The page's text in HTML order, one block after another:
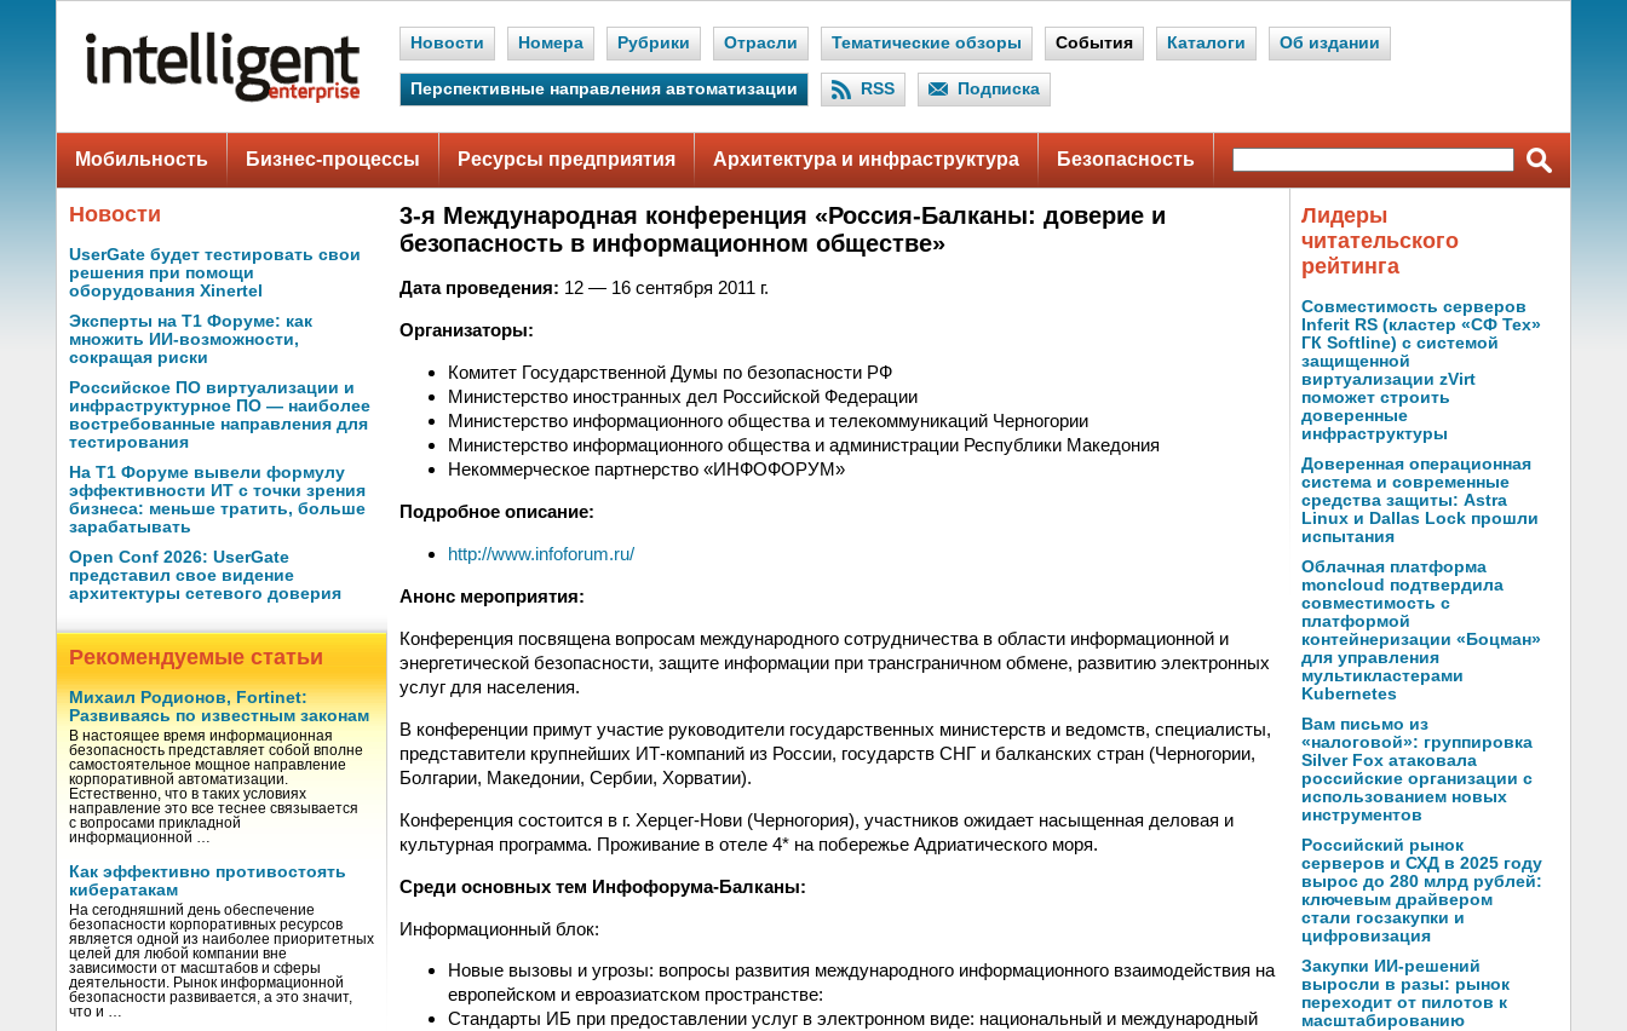
Новости Номера Рубрики Отрасли Тематические обзоры События Каталоги Об издании
Перспективные направления автоматизации RSS Подписка
Мобильность Бизнес-процессы Ресурсы предприятия Архитектура и инфраструктура Безопасность
Новости
UserGate будет тестировать свои
решения при помощи
оборудования Xinertel
Эксперты на Т1 Форуме: как
множить ИИ-возможности,
сокращая риски
Российское ПО виртуализации и
инфраструктурное ПО — наиболее
востребованные направления для
тестирования
На Т1 Форуме вывели формулу
эффективности ИТ с точки зрения
бизнеса: меньше тратить, больше
зарабатывать
Open Conf 2026: UserGate
представил свое видение
архитектуры сетевого доверия
Рекомендуемые статьи
Михаил Родионов, Fortinet:
Развиваясь по известным законам
В настоящее время информационная
безопасность представляет собой вполне
самостоятельное мощное направление
корпоративной автоматизации.
Естественно, что в таких условиях
направление это все теснее связывается
с вопросами прикладной
информационной …
Как эффективно противостоять
кибератакам
На сегодняшний день обеспечение
безопасности корпоративных ресурсов
является одной из наиболее приоритетных
целей для любой компании вне
зависимости от масштабов и сферы
деятельности. Рынок информационной
безопасности развивается, а это значит,
что и …
3-я Международная конференция «Россия-Балканы: доверие и
безопасность в информационном обществе»
Дата проведения: 12 — 16 сентября 2011 г.
Организаторы:
Комитет Государственной Думы по безопасности РФ
Министерство иностранных дел Российской Федерации
Министерство информационного общества и телекоммуникаций Черногории
Министерство информационного общества и администрации Республики Македония
Некоммерческое партнерство «ИНФОФОРУМ»
Подробное описание:
http://www.infoforum.ru/
Анонс мероприятия:
Конференция посвящена вопросам международного сотрудничества в области информационной и
энергетической безопасности, защите информации при трансграничном обмене, развитию электронных
услуг для населения.
В конференции примут участие руководители государственных министерств и ведомств, специалисты,
представители крупнейших ИТ-компаний из России, государств СНГ и балканских стран (Черногории,
Болгарии, Македонии, Сербии, Хорватии).
Конференция состоится в г. Херцег-Нови (Черногория), участников ожидает насыщенная деловая и
культурная программа. Проживание в отеле 4* на побережье Адриатического моря.
Среди основных тем Инфофорума-Балканы:
Информационный блок:
Новые вызовы и угрозы: вопросы развития международного информационного взаимодействия на
европейском и евроазиатском пространстве:
Стандарты ИБ при предоставлении услуг в электронном виде: национальный и международный
Лидеры
читательского
рейтинга
Совместимость серверов
Inferit RS (кластер «СФ Тех»
ГК Softline) с системой
защищенной
виртуализации zVirt
поможет строить
доверенные
инфраструктуры
Доверенная операционная
система и современные
средства защиты: Astra
Linux и Dallas Lock прошли
испытания
Облачная платформа
moncloud подтвердила
совместимость с
платформой
контейнеризации «Боцман»
для управления
мультикластерами
Kubernetes
Вам письмо из
«налоговой»: группировка
Silver Fox атаковала
российские организации с
использованием новых
инструментов
Российский рынок
серверов и СХД в 2025 году
вырос до 280 млрд рублей:
ключевым драйвером
стали госзакупки и
цифровизация
Закупки ИИ-решений
выросли в разы: рынок
переходит от пилотов к
масштабированию